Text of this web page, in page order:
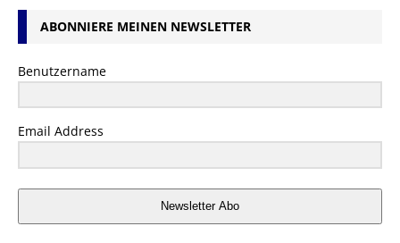
ABONNIERE MEINEN NEWSLETTER
Benutzername
Email Address
Newsletter Abo